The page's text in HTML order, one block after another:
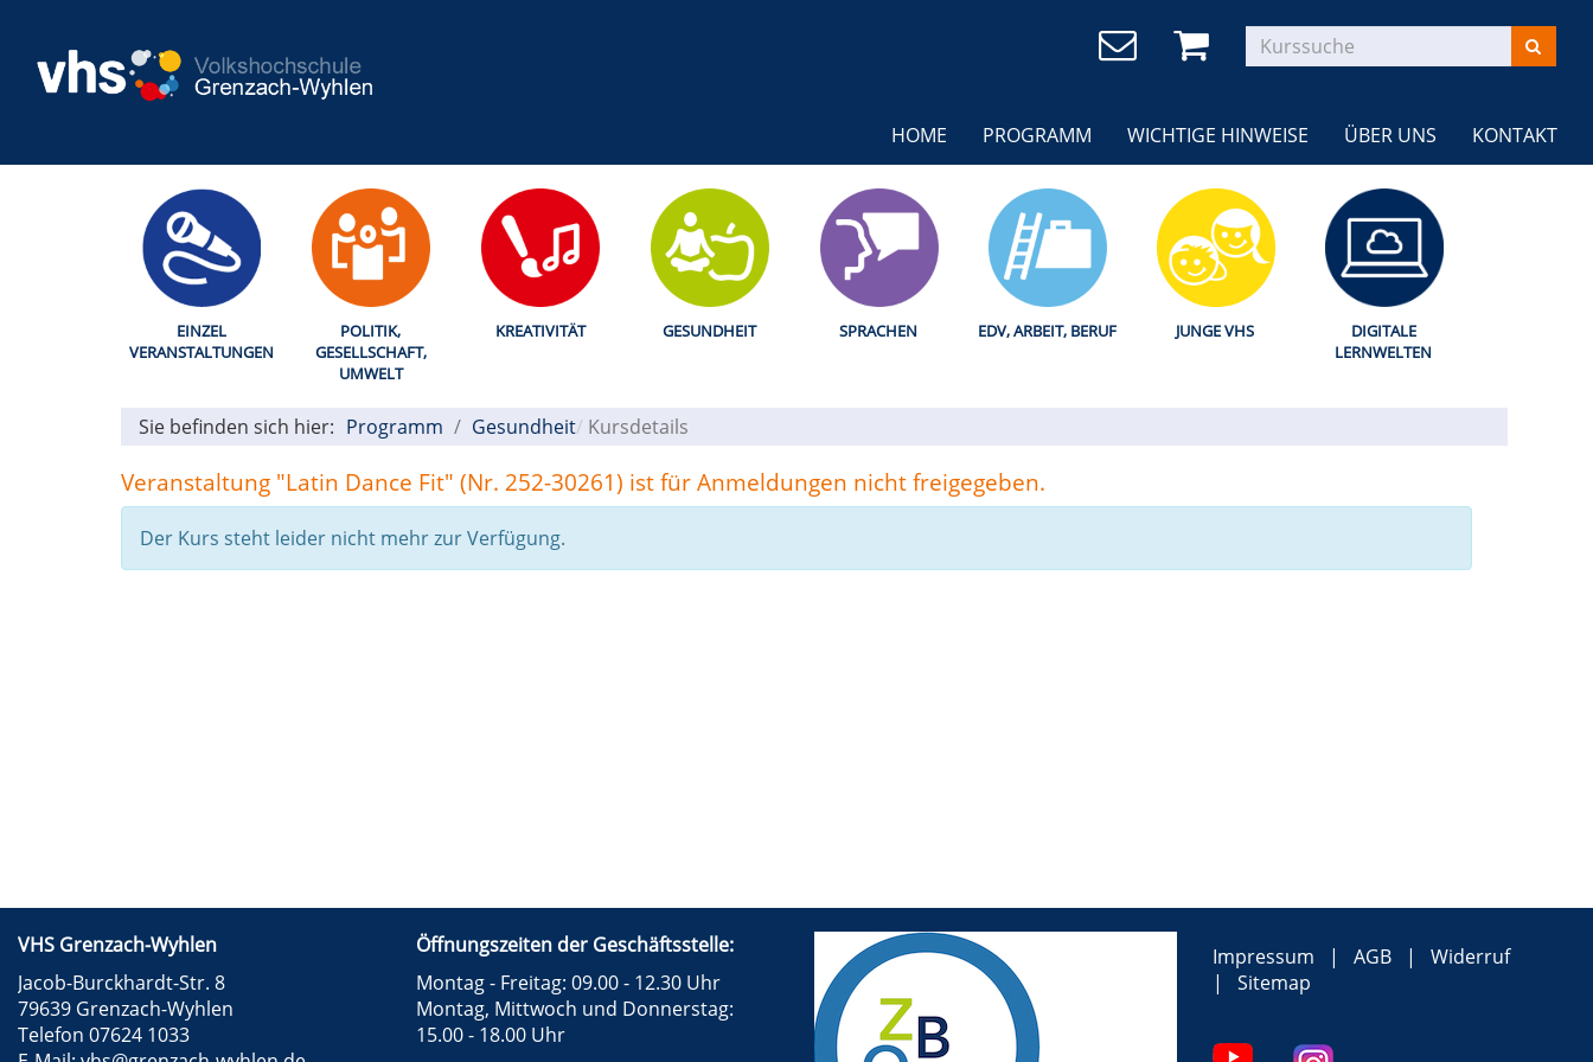
HOME PROGRAMM WICHTIGE HINWEISE ÜBER UNS KONTAKT
EINZEL
VERANSTALTUNGEN
POLITIK,
GESELLSCHAFT,
UMWELT
KREATIVITÄT GESUNDHEIT SPRACHEN EDV, ARBEIT, BERUF JUNGE VHS
DIGITALE
LERNWELTEN
Sie befinden sich hier: Programm Gesundheit Kursdetails
Veranstaltung "Latin Dance Fit" (Nr. 252-30261) ist für Anmeldungen nicht freigegeben.
Der Kurs steht leider nicht mehr zur Verfügung.
VHS Grenzach-Wyhlen
Jacob-Burckhardt-Str. 8
79639 Grenzach-Wyhlen
Telefon 07624 1033
Öffnungszeiten der Geschäftsstelle:
Montag - Freitag: 09.00 - 12.30 Uhr
Montag, Mittwoch und Donnerstag:
15.00 - 18.00 Uhr
Impressum AGB
Widerruf
Sitemap